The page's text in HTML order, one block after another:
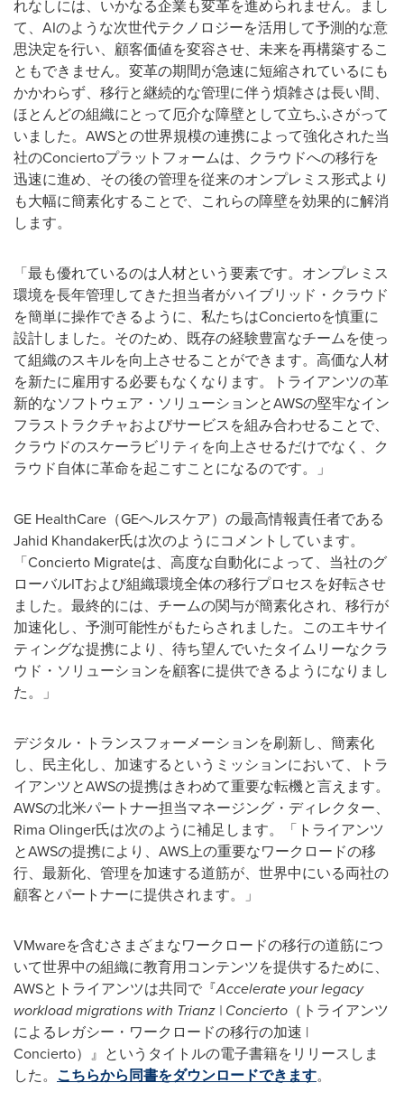
れなしには、いかなる企業も変革を進められません。まし
て、AIのような次世代テクノロジーを活用して予測的な意
思決定を行い、顧客価値を変容させ、未来を再構築するこ
ともできません。変革の期間が急速に短縮されているにも
かかわらず、移行と継続的な管理に伴う煩雑さは長い間、
ほとんどの組織にとって厄介な障壁として立ちふさがって
いました。AWSとの世界規模の連携によって強化された当
社のConciertoプラットフォームは、クラウドへの移行を
迅速に進め、その後の管理を従来のオンプレミス形式より
も大幅に簡素化することで、これらの障壁を効果的に解消
します。
「最も優れているのは人材という要素です。オンプレミス
環境を長年管理してきた担当者がハイブリッド・クラウド
を簡単に操作できるように、私たちはConciertoを慎重に
設計しました。そのため、既存の経験豊富なチームを使っ
て組織のスキルを向上させることができます。高価な人材
を新たに雇用する必要もなくなります。トライアンツの革
新的なソフトウェア・ソリューションとAWSの堅牢なイン
フラストラクチャおよびサービスを組み合わせることで、
クラウドのスケーラビリティを向上させるだけでなく、ク
ラウド自体に革命を起こすことになるのです。」
GE HealthCare（GEヘルスケア）の最高情報責任者である
Jahid Khandaker氏は次のようにコメントしています。
「Concierto Migrateは、高度な自動化によって、当社のグ
ローバルITおよび組織環境全体の移行プロセスを好転させ
ました。最終的には、チームの関与が簡素化され、移行が
加速化し、予測可能性がもたらされました。このエキサイ
ティングな提携により、待ち望んでいたタイムリーなクラ
ウド・ソリューションを顧客に提供できるようになりまし
た。」
デジタル・トランスフォーメーションを刷新し、簡素化
し、民主化し、加速するというミッションにおいて、トラ
イアンツとAWSの提携はきわめて重要な転機と言えます。
AWSの北米パートナー担当マネージング・ディレクター、
Rima Olinger氏は次のように補足します。「トライアンツ
とAWSの提携により、AWS上の重要なワークロードの移
行、最新化、管理を加速する道筋が、世界中にいる両社の
顧客とパートナーに提供されます。」
VMwareを含むさまざまなワークロードの移行の道筋につ
いて世界中の組織に教育用コンテンツを提供するために、
AWSとトライアンツは共同で『Accelerate your legacy
workload migrations with Trianz | Concierto （トライアンツ
によるレガシー・ワークロードの移行の加速 |
Concierto）』というタイトルの電子書籍をリリースしま
した。 こちらから同書をダウンロードできます。